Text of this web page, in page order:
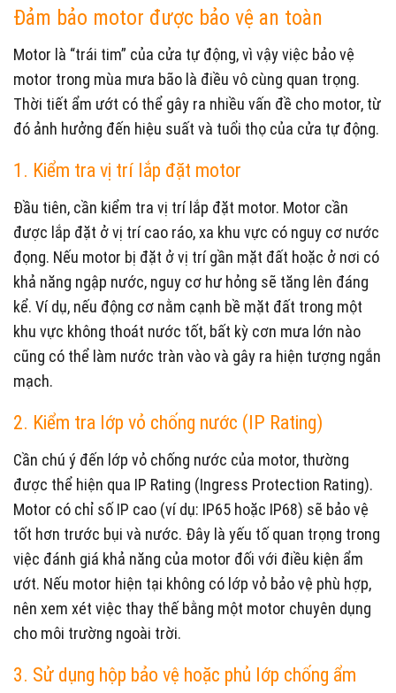
Đảm bảo motor được bảo vệ an toàn
Motor là “trái tim” của cửa tự động, vì vậy việc bảo vệ
motor trong mùa mưa bão là điều vô cùng quan trọng.
Thời tiết ẩm ướt có thể gây ra nhiều vấn đề cho motor, từ
đó ảnh hưởng đến hiệu suất và tuổi thọ của cửa tự động.
1. Kiểm tra vị trí lắp đặt motor
Đầu tiên, cần kiểm tra vị trí lắp đặt motor. Motor cần
được lắp đặt ở vị trí cao ráo, xa khu vực có nguy cơ nước
đọng. Nếu motor bị đặt ở vị trí gần mặt đất hoặc ở nơi có
khả năng ngập nước, nguy cơ hư hỏng sẽ tăng lên đáng
kể. Ví dụ, nếu động cơ nằm cạnh bề mặt đất trong một
khu vực không thoát nước tốt, bất kỳ cơn mưa lớn nào
cũng có thể làm nước tràn vào và gây ra hiện tượng ngắn
mạch.
2. Kiểm tra lớp vỏ chống nước (IP Rating)
Cần chú ý đến lớp vỏ chống nước của motor, thường
được thể hiện qua IP Rating (Ingress Protection Rating).
Motor có chỉ số IP cao (ví dụ: IP65 hoặc IP68) sẽ bảo vệ
tốt hơn trước bụi và nước. Đây là yếu tố quan trọng trong
việc đánh giá khả năng của motor đối với điều kiện ẩm
ướt. Nếu motor hiện tại không có lớp vỏ bảo vệ phù hợp,
nên xem xét việc thay thế bằng một motor chuyên dụng
cho môi trường ngoài trời.
3. Sử dụng hộp bảo vệ hoặc phủ lớp chống ẩm